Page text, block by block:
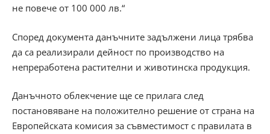
не повече от 100 000 лв.“
Според документа данъчните задължени лица трябва
да са реализирали дейност по производство на
непреработена растителни и животинска продукция.
Данъчното облекчение ще се прилага след
постановяване на положително решение от страна на
Европейската комисия за съвместимост с правилата в